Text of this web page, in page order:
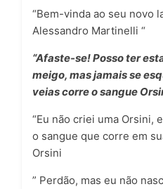
“Bem-vinda ao seu novo
Alessandro Martinelli “
“Afaste-se! Posso ter
meigo, mas jamais se
veias corre o sangue
“Eu não criei uma Orsini,
o sangue que corre em
Orsini
” Perdão, mas eu não